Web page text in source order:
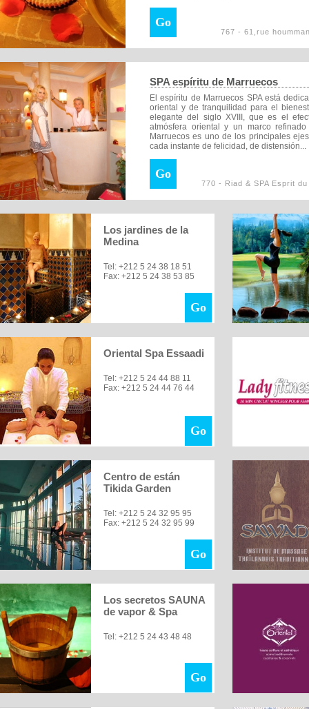
767 - 61,rue
Go
SPA espíritu de Marruecos
El espíritu de Marruecos SPA está
oriental y de tranquilidad para el
elegante del siglo XVIII, que es el
atmósfera oriental y un marco
Marruecos es uno de los principales
cada instante de felicidad, de distensión...
770 - Riad & SPA Esprit
Go
Los jardines de la
Medina
Tel: +212 5 24 38 18 51
Fax: +212 5 24 38 53 85
Go
Oriental Spa Essaadi
Tel: +212 5 24 44 88 11
Fax: +212 5 24 44 76 44
Go
Centro de están
Tikida Garden
Tel: +212 5 24 32 95 95
Fax: +212 5 24 32 95 99
Go
Los secretos SAUNA
de vapor & Spa
Tel: +212 5 24 43 48 48
Go